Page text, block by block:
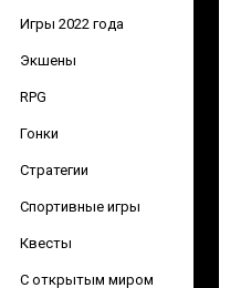
Игры 2022 года
Экшены
RPG
Гонки
Стратегии
Спортивные игры
Квесты
С открытым миром